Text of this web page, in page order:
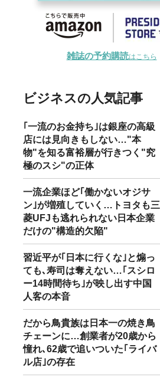
雑誌の予約購読はこちら
ビジネスの人気記事
｢一流のお金持ち｣は銀座の高級
店には見向きもしない…"本
物"を知る富裕層が行きつく"究
極のスシ"の正体
一流企業ほど｢働かないオジサ
ン｣が増殖していく…トヨタも三
菱UFJも逃れられない日本企業
だけの"構造的欠陥"
習近平が｢日本に行くな｣と煽っ
ても､寿司は奪えない…｢スシロ
ー14時間待ち｣が映し出す中国
人客の本音
だから鳥貴族は日本一の焼き鳥
チェーンに…創業者が20歳から
憧れ､62歳で追いついた｢ライバ
ル店｣の存在